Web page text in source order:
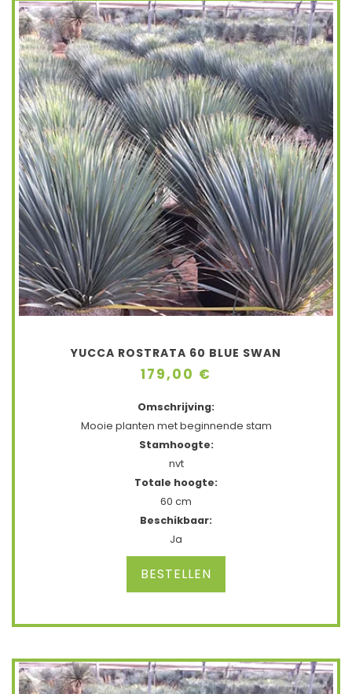
YUCCA ROSTRATA 60 BLUE SWAN
179,00 €
Omschrijving:
Mooie planten met beginnende stam
Stamhoogte:
nvt
Totale hoogte:
60 cm
Beschikbaar:
Ja
BESTELLEN